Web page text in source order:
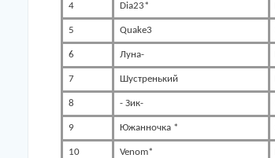
4 Dia23*
5 Quake3
6 Луна-
7 Шустренький
8 - Зик-
9 Южанночка *
10 Venom*